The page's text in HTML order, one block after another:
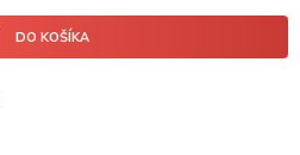
DO KOŠÍKA